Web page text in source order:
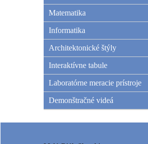
Matematika
Informatika
Architektonické štýly
Interaktívne tabule
Laboratórne meracie prístroje
Demonštračné videá